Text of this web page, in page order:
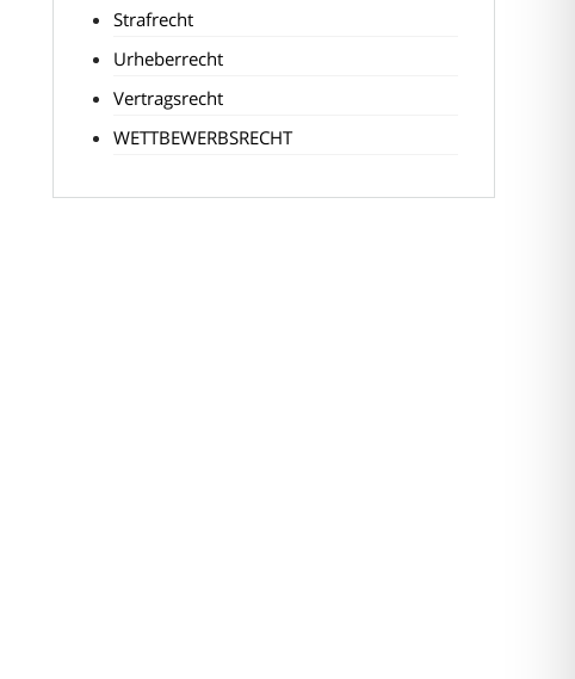
Strafrecht
Urheberrecht
Vertragsrecht
WETTBEWERBSRECHT